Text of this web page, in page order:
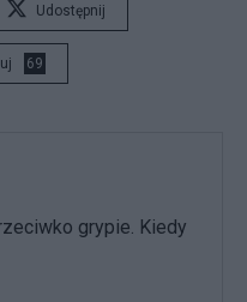
Udostępnij
69
grypie. Kiedy